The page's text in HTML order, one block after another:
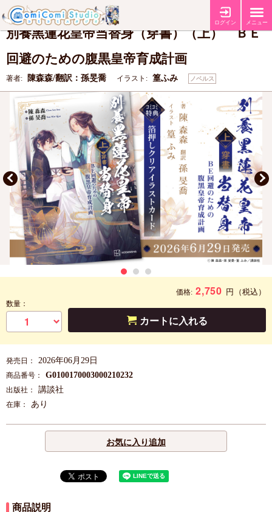
ログイン メニュー
特典 【コミコミ特典箔押しクリアイラストカード】
別養黑蓮花皇帝当替身（穿書）（上） ＢＥ
回避のための腹黒皇帝育成計画
著者: 陳森森/翻訳：孫旻喬 イラスト: 篁ふみ ノベルス
価格: 2,750 円 （税込）
数量：
カートに入れる
発売日： 2026年06月29日
商品番号： G0100170003000210232
出版社： 講談社
在庫： あり
お気に入り追加
商品説明